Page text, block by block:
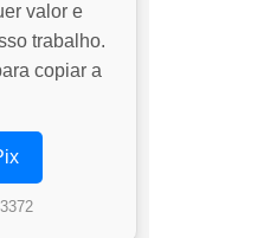
valor e
trabalho.
copiar a